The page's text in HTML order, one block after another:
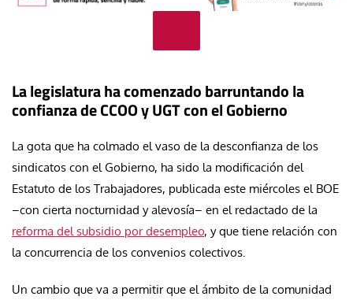
La legislatura ha comenzado barruntando la
confianza de CCOO y UGT con el Gobierno
La gota que ha colmado el vaso de la desconfianza de los
sindicatos con el Gobierno, ha sido la modificación del
Estatuto de los Trabajadores, publicada este miércoles el BOE
–con cierta nocturnidad y alevosía– en el redactado de la
reforma del subsidio por desempleo, y que tiene relación con
la concurrencia de los convenios colectivos.
Un cambio que va a permitir que el ámbito de la comunidad